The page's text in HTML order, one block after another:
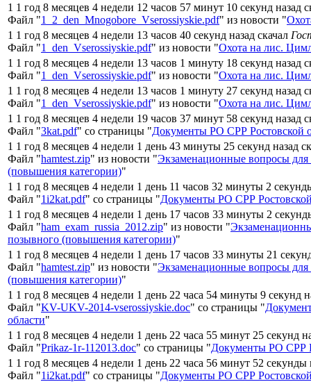
1 1 год 8 месяцев 4 недели 12 часов 57 минут 10 секунд назад
Файл "1_2_den_Mnogobore_Vserossiyskie.pdf" из новости "
1 1 год 8 месяцев 4 недели 13 часов 40 секунд назад скачал
Файл "1_den_Vserossiyskie.pdf" из новости "Охота на лис.
1 1 год 8 месяцев 4 недели 13 часов 1 минуту 18 секунд назад
Файл "1_den_Vserossiyskie.pdf" из новости "Охота на лис.
1 1 год 8 месяцев 4 недели 13 часов 1 минуту 27 секунд назад
Файл "1_den_Vserossiyskie.pdf" из новости "Охота на лис.
1 1 год 8 месяцев 4 недели 19 часов 37 минут 58 секунд назад
Файл "3kat.pdf" со страницы "Документы РО СРР Ростовской
1 1 год 8 месяцев 4 недели 1 день 43 минуты 25 секунд назад
Файл "hamtest.zip" из новости "Экзаменационные вопросы
(повышения категории)"
1 1 год 8 месяцев 4 недели 1 день 11 часов 32 минуты 2
Файл "1i2kat.pdf" со страницы "Документы РО СРР
1 1 год 8 месяцев 4 недели 1 день 17 часов 33 минуты 2
Файл "ham_exam_russia_2012.zip" из новости "
позывного (повышения категории)"
1 1 год 8 месяцев 4 недели 1 день 17 часов 33 минуты 21
Файл "hamtest.zip" из новости "Экзаменационные вопросы
(повышения категории)"
1 1 год 8 месяцев 4 недели 1 день 22 часа 54 минуты 9 секунд
Файл "KV-UKV-2014-vserossiyskie.doc" со страницы "
области"
1 1 год 8 месяцев 4 недели 1 день 22 часа 55 минут 25 секунд
Файл "Prikaz-1r-112013.doc" со страницы "Документы РО СРР
1 1 год 8 месяцев 4 недели 1 день 22 часа 56 минут 52 секунды
Файл "1i2kat.pdf" со страницы "Документы РО СРР